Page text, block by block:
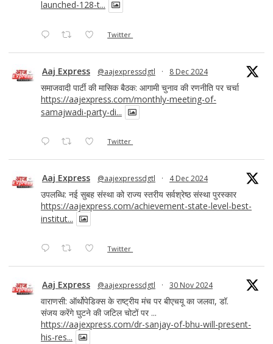
launched-128-t...
Twitter
Aaj Express @aajexpressdgtl · 8 Dec 2024
समाजवादी पार्टी की मासिक बैठक: आगामी चुनाव की रणनीति पर चर्चा
https://aajexpress.com/monthly-meeting-of-
samajwadi-party-di...
Twitter
Aaj Express @aajexpressdgtl · 4 Dec 2024
उपलब्धि: नई सुबह संस्था को राज्य स्तरीय सर्वश्रेष्ठ संस्था पुरस्कार
https://aajexpress.com/achievement-state-level-best-
institut...
Twitter
Aaj Express @aajexpressdgtl · 30 Nov 2024
वाराणसी: ऑर्थोपेडिक्स के राष्ट्रीय मंच पर बीएचयू का जलवा, डॉ.
संजय करेंगे घुटने की जटिल चोटों पर ...
https://aajexpress.com/dr-sanjay-of-bhu-will-present-
his-res...